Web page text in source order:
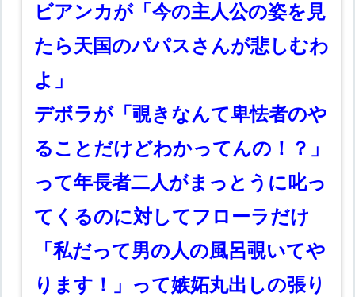
ビアンカが「今の主人公の姿を見
たら天国のパパスさんが悲しむわ
よ」
デボラが「覗きなんて卑怯者のや
ることだけどわかってんの！？」
って年長者二人がまっとうに叱っ
てくるのに対してフローラだけ
「私だって男の人の風呂覗いてや
ります！」って嫉妬丸出しの張り